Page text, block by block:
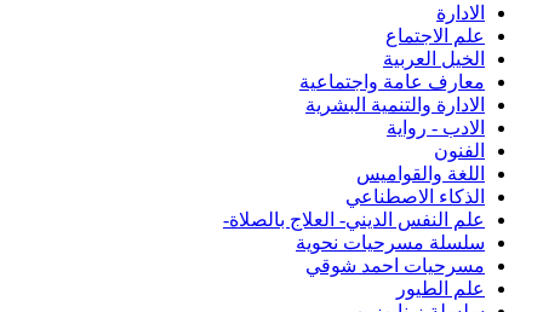
الادارة
علم الاجتماع
الخيل العربية
معارف عامة واجتماعية
الادارة والتنمية البشرية
الادب - رواية
الفنون
اللغة والقواميس
الذكاء الاصطناعي
علم النفس الديني- العلاج بالصلاة-
سلسلة مسرحيات نحوية
مسرحيات احمد شوقي
علم الطيور